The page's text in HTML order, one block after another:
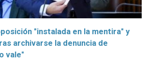
"instalada en la mentira" y
archivarse la denuncia de
vale"